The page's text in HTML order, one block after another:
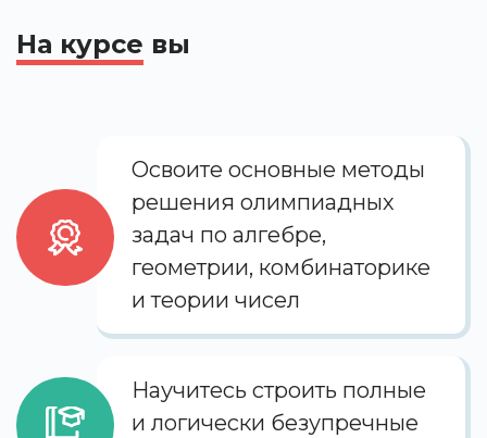
На курсе вы
Освоите основные методы
решения олимпиадных
задач по алгебре,
геометрии, комбинаторике
и теории чисел
Научитесь строить полные
и логически безупречные